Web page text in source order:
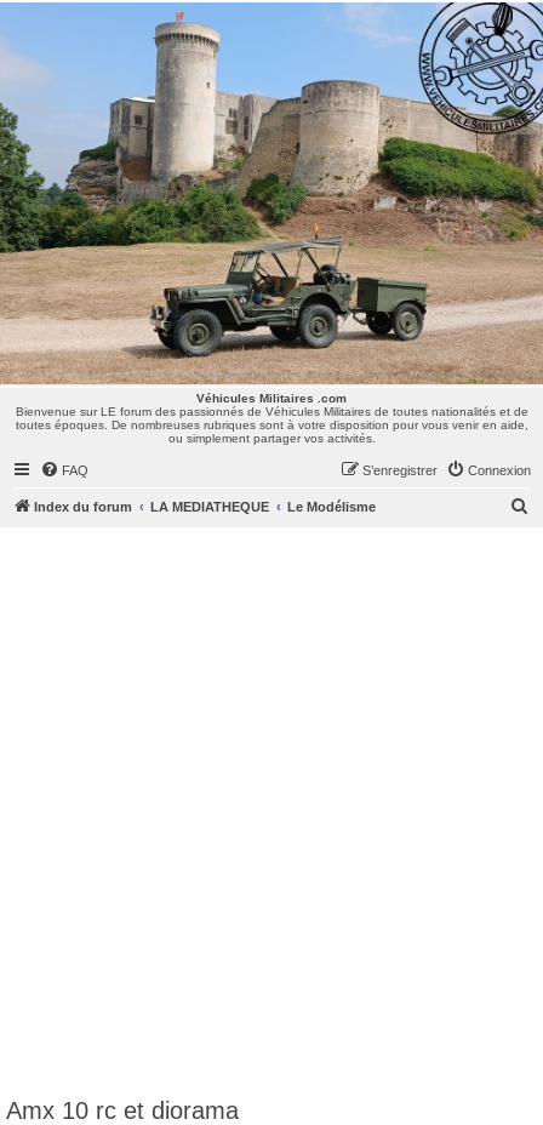
Véhicules Militaires .com
Bienvenue sur LE forum des passionnés de Véhicules Militaires de toutes nationalités et de
toutes époques. De nombreuses rubriques sont à votre disposition pour vous venir en aide,
ou simplement partager vos activités.
Véhicules Militaires .com
Bienvenue sur LE forum des passionnés de Véhicules Militaires de toutes nationalités et de
toutes époques. De nombreuses rubriques sont à votre disposition pour vous venir en aide,
ou simplement partager vos activités.
FAQ Connexion
S’enregistrer
Index du forum LA MEDIATHEQUE Le Modélisme
Amx 10 rc et diorama